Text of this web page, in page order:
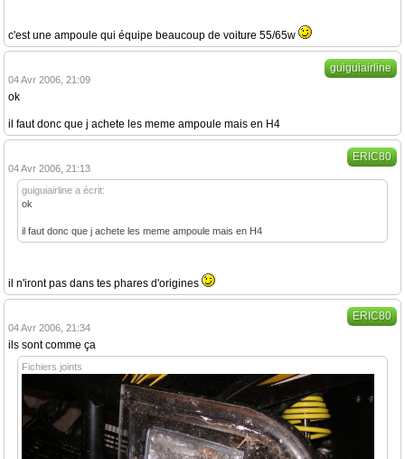
c'est une ampoule qui équipe beaucoup de voiture 55/65w
guiguiairline
04 Avr 2006, 21:09
ok
il faut donc que j achete les meme ampoule mais en H4
ERIC80
04 Avr 2006, 21:13
guiguiairline a écrit:
ok
il faut donc que j achete les meme ampoule mais en H4
il n'iront pas dans tes phares d'origines
ERIC80
04 Avr 2006, 21:34
ils sont comme ça
Fichiers joints